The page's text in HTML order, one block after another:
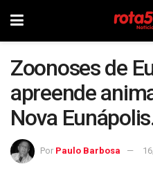
Zoonoses de
apreende
Nova
Por Paulo Barbosa